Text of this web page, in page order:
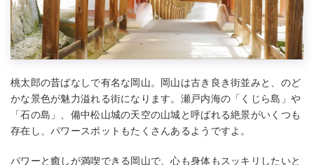
桃太郎の昔ばなしで有名な岡山。岡山は古き良き街並みと、のど
かな景色が魅力溢れる街になります。瀬戸内海の「くじら島」や
「石の島」、備中松山城の天空の山城と呼ばれる絶景がいくつも
存在し、パワースポットもたくさんあるようですよ。
パワーと癒しが満喫できる岡山で、心も身体もスッキリしたいと